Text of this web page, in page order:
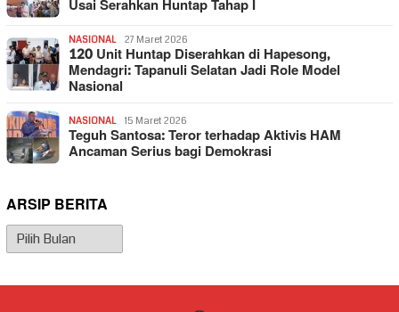
Usai Serahkan Huntap Tahap I
NASIONAL 27 Maret 2026
120 Unit Huntap Diserahkan di Hapesong,
Mendagri: Tapanuli Selatan Jadi Role Model
Nasional
NASIONAL 15 Maret 2026
Teguh Santosa: Teror terhadap Aktivis HAM
Ancaman Serius bagi Demokrasi
ARSIP BERITA
Arsip
Berita